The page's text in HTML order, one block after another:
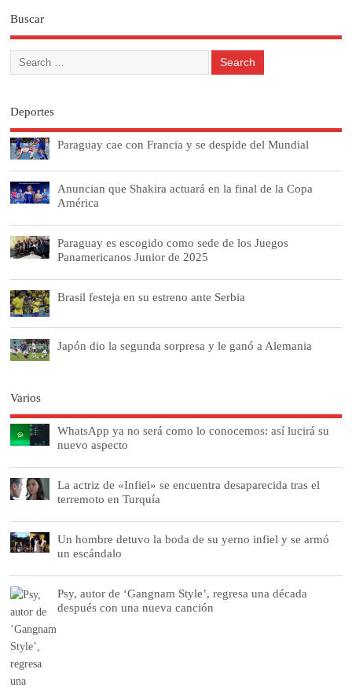
Buscar
Deportes
Paraguay cae con Francia y se despide del Mundial
Anuncian que Shakira actuará en la final de la Copa
América
Paraguay es escogido como sede de los Juegos
Panamericanos Junior de 2025
Brasil festeja en su estreno ante Serbia
Japón dio la segunda sorpresa y le ganó a Alemania
Varios
WhatsApp ya no será como lo conocemos: así lucirá su
nuevo aspecto
La actriz de «Infiel» se encuentra desaparecida tras el
terremoto en Turquía
Un hombre detuvo la boda de su yerno infiel y se armó
un escándalo
Psy, autor de ‘Gangnam Style’, regresa una década
después con una nueva canción